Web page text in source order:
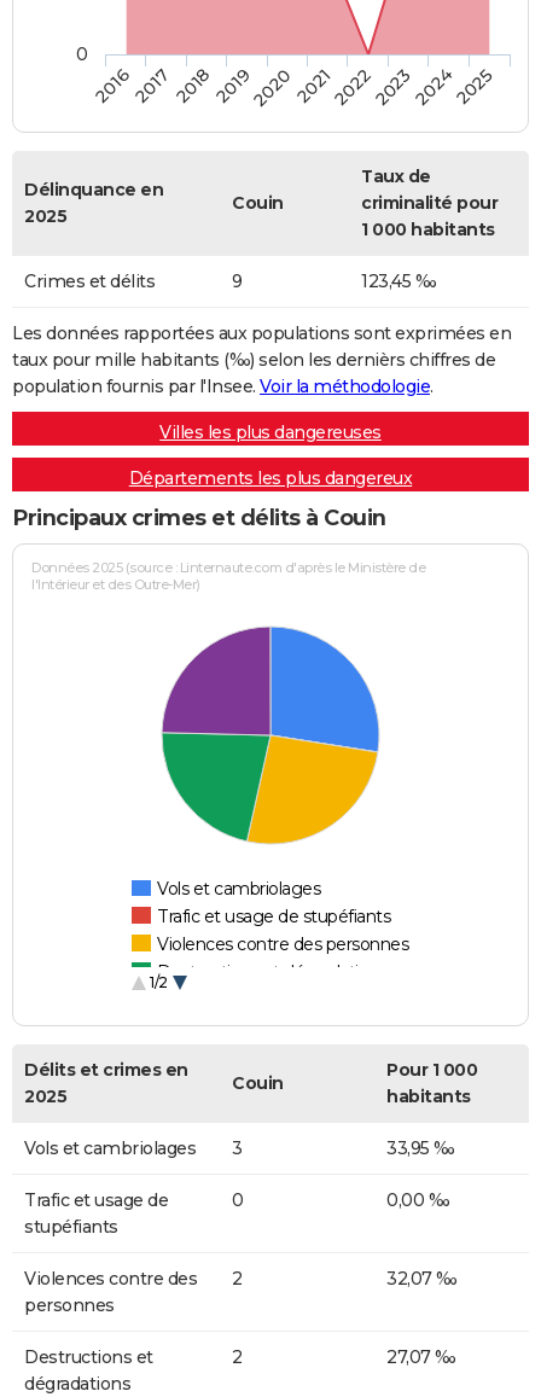
20162017 20182019202020212022202320242025
0
Délinquance en
2025
Couin
Taux de
criminalité pour
1 000 habitants
Crimes et délits 9 123,45 ‰
Les données rapportées aux populations sont exprimées en
taux pour mille habitants (‰) selon les dernièrs chiffres de
population fournis par l'Insee. Voir la méthodologie.
Villes les plus dangereuses
Départements les plus dangereux
Principaux crimes et délits à Couin
Données 2025 (source : Linternaute.com d'après le Ministère de
l'Intérieur et des Outre-Mer)
Vols et cambriolages
Trafic et usage de stupéfiants
Violences contre des personnes
Destructions et dégradations
1/2
Délits et crimes en
2025
Couin
Pour 1 000
habitants
Vols et cambriolages 3 33,95 ‰
Trafic et usage de
stupéfiants
0 0,00 ‰
Violences contre des
personnes
2 32,07 ‰
Destructions et
dégradations
2 27,07 ‰